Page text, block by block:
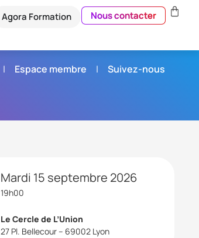
Agora Formation Nous contacter
Espace membre Suivez-nous
Mardi 15 septembre 2026
19h00
Le Cercle de L’Union
27 Pl. Bellecour – 69002 Lyon